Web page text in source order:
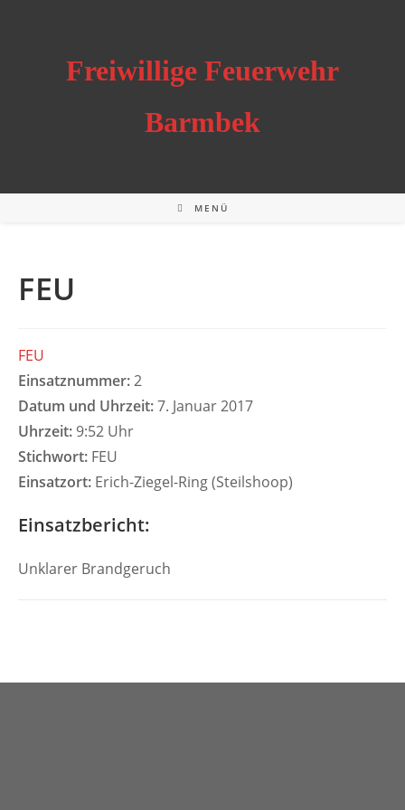
Freiwillige Feuerwehr
Barmbek
MENÜ
FEU
FEU
Einsatznummer:2
Datum und Uhrzeit:7. Januar 2017
Uhrzeit: 9:52 Uhr
Stichwort: FEU
Einsatzort: Erich-Ziegel-Ring (Steilshoop)
Einsatzbericht:
Unklarer Brandgeruch